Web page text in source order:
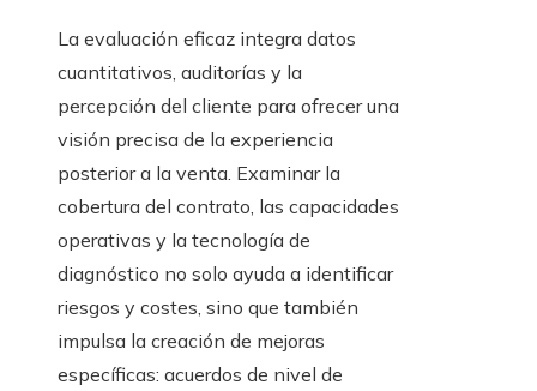
La evaluación eficaz integra datos
cuantitativos, auditorías y la
percepción del cliente para ofrecer una
visión precisa de la experiencia
posterior a la venta. Examinar la
cobertura del contrato, las capacidades
operativas y la tecnología de
diagnóstico no solo ayuda a identificar
riesgos y costes, sino que también
impulsa la creación de mejoras
específicas: acuerdos de nivel de